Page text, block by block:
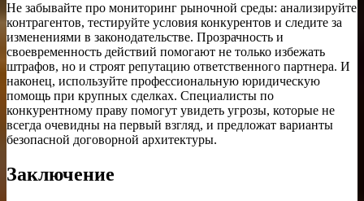
Не забывайте про мониторинг рыночной среды: анализируйте
контрагентов, тестируйте условия конкурентов и следите за
изменениями в законодательстве. Прозрачность и
своевременность действий помогают не только избежать
штрафов, но и строят репутацию ответственного партнера. И
наконец, используйте профессиональную юридическую
помощь при крупных сделках. Специалисты по
конкурентному праву помогут увидеть угрозы, которые не
всегда очевидны на первый взгляд, и предложат варианты
безопасной договорной архитектуры.
Заключение